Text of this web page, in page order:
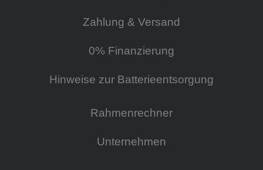
Zahlung & Versand
0% Finanzierung
Hinweise zur Batterieentsorgung
Rahmenrechner
Unternehmen